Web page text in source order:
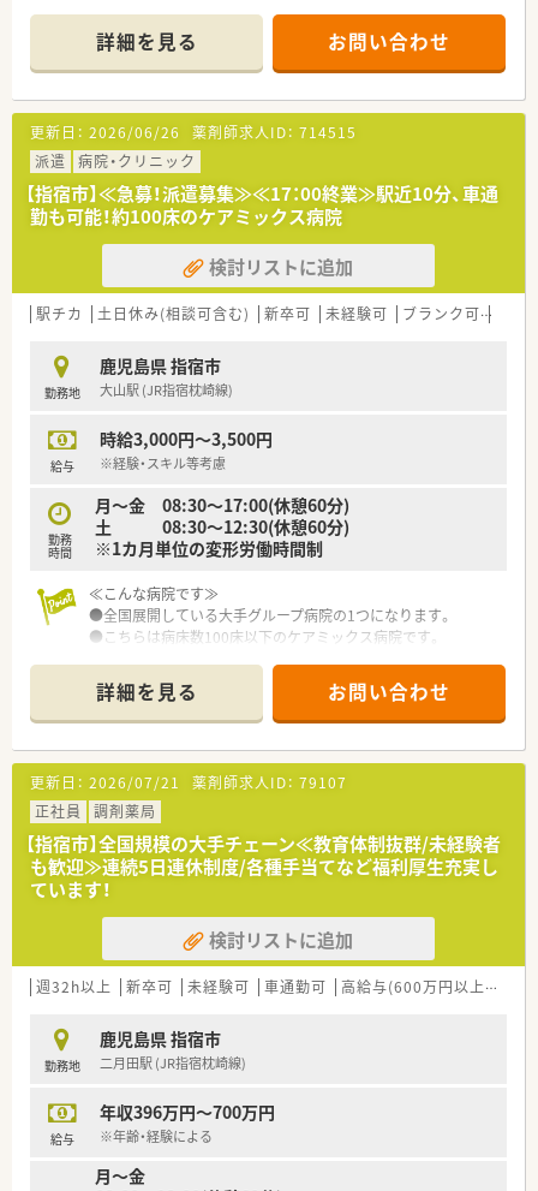
協力しながら業務を行っております。
●各種手当や研修体制など、福利厚生が整っています。
●奨学金制度もございます。
詳細を見る お問い合わせ
更新日： 2026/06/26 薬剤師求人ID： 714515
派遣
病院・クリニック
【指宿市】≪急募！派遣募集≫≪17：00終業≫駅近10分、車通
勤も可能！約100床のケアミックス病院
検討リストに追加
駅チカ 土日休み(相談可含む) 新卒可 未経験可 ブランク可
勤務地
鹿児島県 指宿市
大山駅 (JR指宿枕崎線)
給与
時給3,000円～3,500円
※経験・スキル等考慮
勤務
時間
月～金 08:30～17:00(休憩60分)
土 08:30～12:30(休憩60分)
※1カ月単位の変形労働時間制
≪こんな病院です≫
●全国展開している大手グループ病院の1つになります。
●こちらは病床数100床以下のケアミックス病院です。
協力しながら業務を行っております。
詳細を見る お問い合わせ
更新日： 2026/07/21 薬剤師求人ID： 79107
正社員
調剤薬局
【指宿市】全国規模の大手チェーン≪教育体制抜群/未経験者
も歓迎≫連続5日連休制度/各種手当てなど福利厚生充実し
ています！
検討リストに追加
週32h以上 新卒可 未経験可 車通勤可 高給与(600万円以上)
勤務地
鹿児島県 指宿市
二月田駅 (JR指宿枕崎線)
給与
年収396万円～700万円
※年齢・経験による
月～金